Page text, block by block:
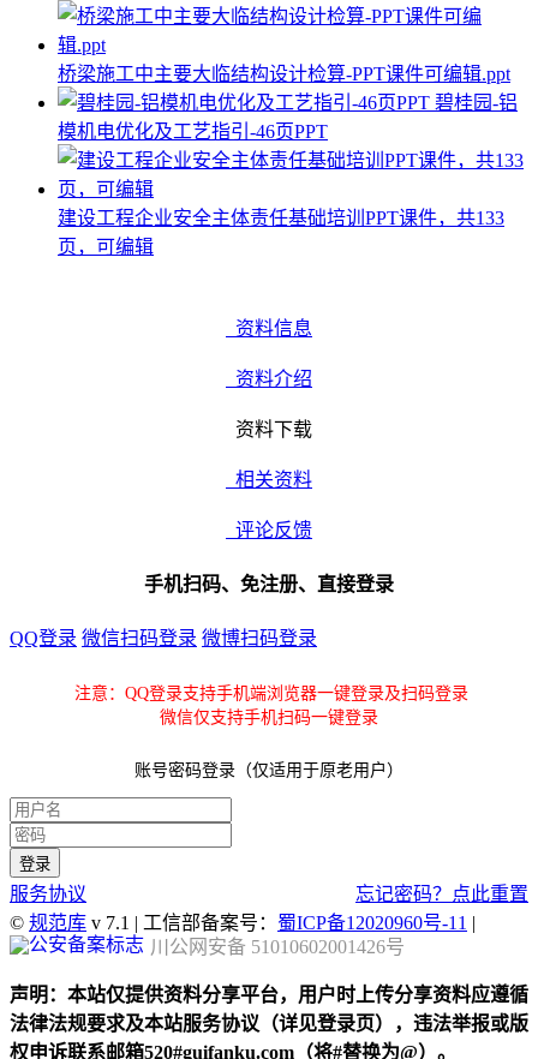
桥梁施工中主要大临结构设计检算-PPT课件可编辑.ppt
碧桂园-铝
模机电优化及工艺指引-46页PPT
建设工程企业安全主体责任基础培训PPT课件，共133
页，可编辑
资料信息
资料介绍
资料下载
相关资料
评论反馈
手机扫码、免注册、直接登录
QQ登录 微信扫码登录 微博扫码登录
注意：QQ登录支持手机端浏览器一键登录及扫码登录
微信仅支持手机扫码一键登录
账号密码登录（仅适用于原老用户）
服务协议
忘记密码？点此重置
© 规范库 v 7.1 | 工信部备案号： 蜀ICP备12020960号-11 |
川公网安备 51010602001426号
声明：本站仅提供资料分享平台，用户时上传分享资料应遵循
法律法规要求及本站服务协议（详见登录页），违法举报或版
权申诉联系邮箱520#guifanku.com（将#替换为@）。